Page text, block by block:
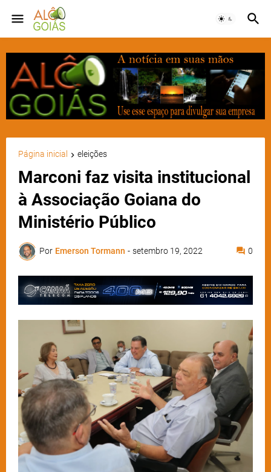
Página inicial eleições
Marconi faz visita institucional
à Associação Goiana do
Ministério Público
Por Emerson Tormann - setembro 19, 2022 0